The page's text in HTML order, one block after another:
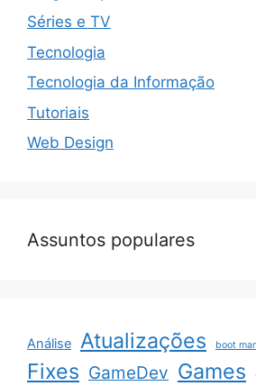
Séries e TV
Tecnologia
Tecnologia da Informação
Tutoriais
Web Design
Assuntos populares
Análise Atualizações boot
Fixes GameDev Games